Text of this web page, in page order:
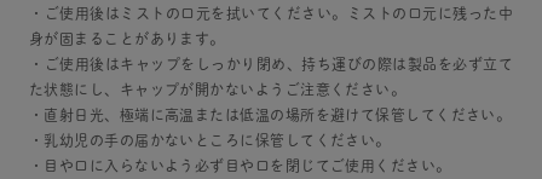
・ご使用後はミストの口元を拭いてください。ミストの口元に残った中
身が固まることがあります。
・ご使用後はキャップをしっかり閉め、持ち運びの際は製品を必ず立て
た状態にし、キャップが開かないようご注意ください。
・直射日光、極端に高温または低温の場所を避けて保管してください。
・乳幼児の手の届かないところに保管してください。
・目や口に入らないよう必ず目や口を閉じてご使用ください。